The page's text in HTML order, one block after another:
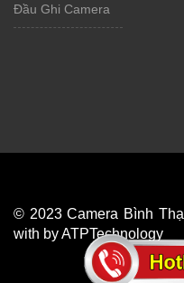
Đầu Ghi Camera
© 2023 Camera Bình
with by ATPTechnology